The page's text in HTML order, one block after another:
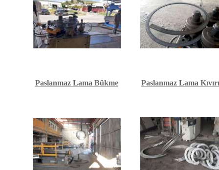
Paslanmaz Lama Bükme Paslanmaz Lama